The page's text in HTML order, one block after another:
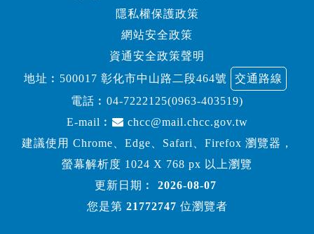
隱私權保護政策
網站安全政策
資通安全政策聲明
地址︰500017 彰化市中山路二段464號
交通路線
電話︰ 04-7222125(0963-403519)
E-mail︰
chcc@mail.chcc.gov.tw
建議使用 Chrome、Edge、Safari、Firefox 瀏覽器，
螢幕解析度 1024 X 768 px 以上瀏覽
更新日期︰
2026-08-07
您是第 21772747 位瀏覽者